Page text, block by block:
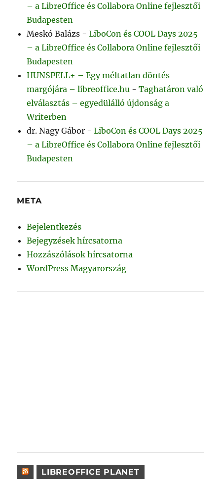
– a LibreOffice és Collabora Online fejlesztői
Budapesten
Meskó Balázs -LiboCon és COOL Days 2025
– a LibreOffice és Collabora Online fejlesztői
Budapesten
HUNSPELL± – Egy méltatlan döntés
margójára – libreoffice.hu -Taghatáron való
elválasztás – egyedülálló újdonság a
Writerben
dr. Nagy Gábor -LiboCon és COOL Days 2025
– a LibreOffice és Collabora Online fejlesztői
Budapesten
META
Bejelentkezés
Bejegyzések hírcsatorna
Hozzászólások hírcsatorna
WordPress Magyarország
LIBREOFFICE PLANET